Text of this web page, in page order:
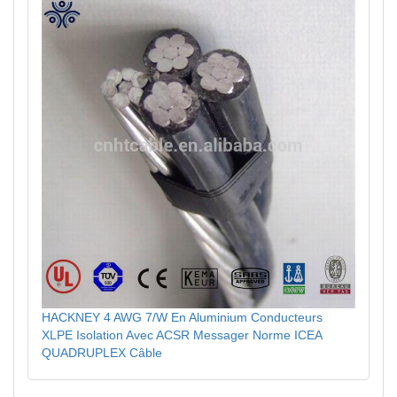
HACKNEY 4 AWG 7/W En Aluminium Conducteurs
XLPE Isolation Avec ACSR Messager Norme ICEA
QUADRUPLEX Câble